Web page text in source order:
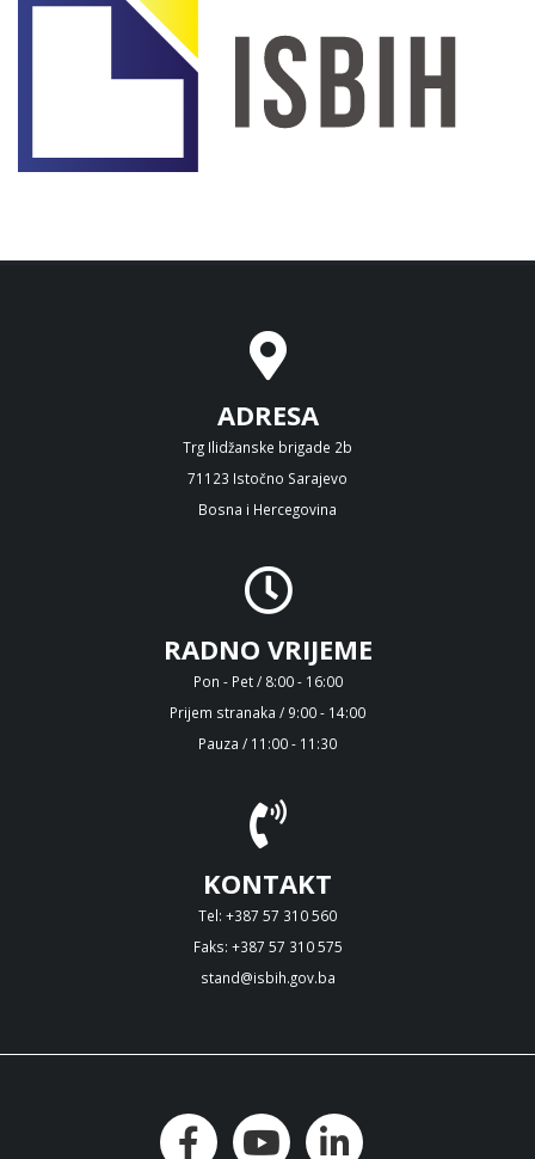
ADRESA
Trg Ilidžanske brigade 2b
71123 Istočno Sarajevo
Bosna i Hercegovina
RADNO VRIJEME
Pon - Pet / 8:00 - 16:00
Prijem stranaka / 9:00 - 14:00
Pauza / 11:00 - 11:30
KONTAKT
Tel: +387 57 310 560
Faks: +387 57 310 575
stand@isbih.gov.ba